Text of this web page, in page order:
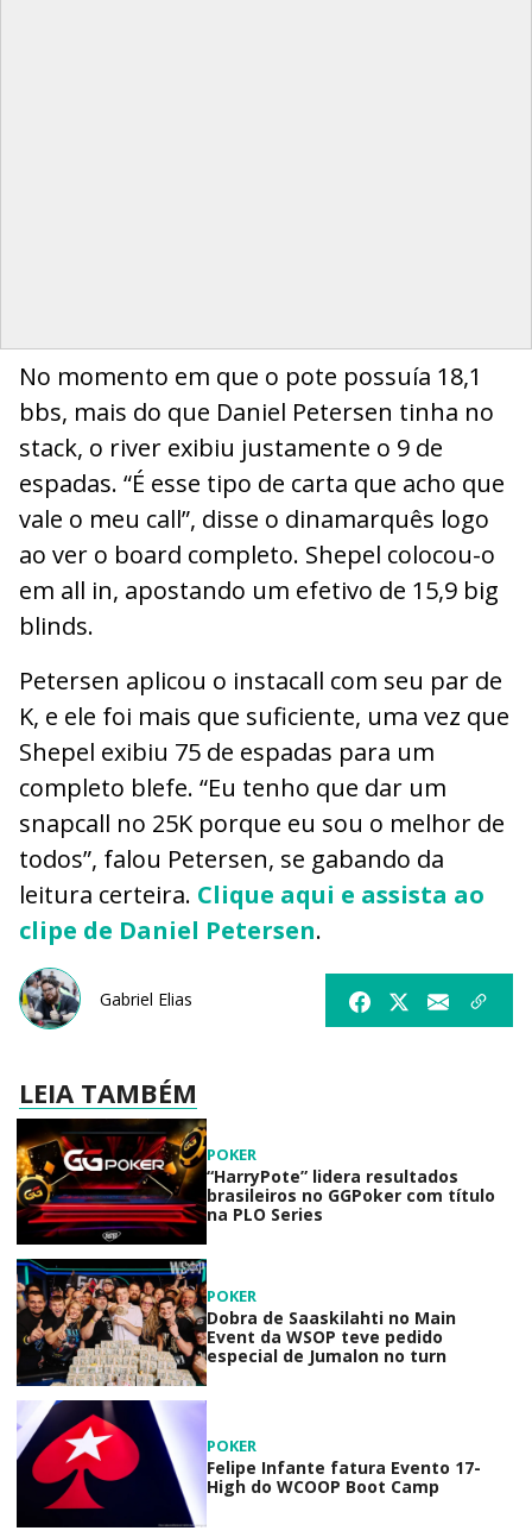
No momento em que o pote possuía 18,1
bbs, mais do que Daniel Petersen tinha no
stack, o river exibiu justamente o 9 de
espadas. “É esse tipo de carta que acho que
vale o meu call”, disse o dinamarquês logo
ao ver o board completo. Shepel colocou-o
em all in, apostando um efetivo de 15,9 big
blinds.
Petersen aplicou o instacall com seu par de
K, e ele foi mais que suficiente, uma vez que
Shepel exibiu 75 de espadas para um
completo blefe. “Eu tenho que dar um
snapcall no 25K porque eu sou o melhor de
todos”, falou Petersen, se gabando da
leitura certeira. Clique aqui e assista ao
clipe de Daniel Petersen.
Gabriel Elias
LEIA TAMBÉM
POKER
“HarryPote” lidera resultados
brasileiros no GGPoker com título
na PLO Series
POKER
Dobra de Saaskilahti no Main
Event da WSOP teve pedido
especial de Jumalon no turn
POKER
Felipe Infante fatura Evento 17-
High do WCOOP Boot Camp